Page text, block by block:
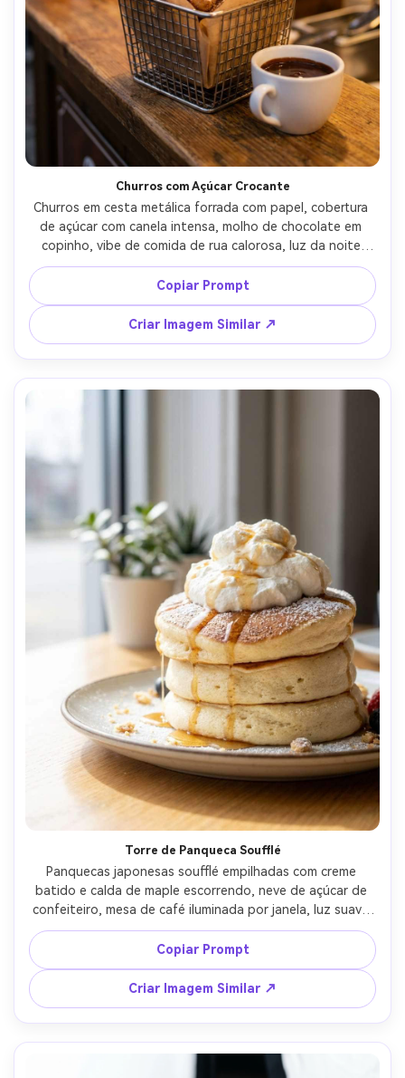
Churros com Açúcar Crocante
Churros em cesta metálica forrada com papel, cobertura
de açúcar com canela intensa, molho de chocolate em
copinho, vibe de comida de rua calorosa, luz da noite
ambiente com luzes de corda bokeh ao fundo,
fotografado com Fujifilm X-T5, 56mm, f/1.4, profundidade
de campo rasa, fotorrealista, aconchegante e
convidativo --ar 4:5
Copiar Prompt
Criar Imagem Similar ↗
Torre de Panqueca Soufflé
Panquecas japonesas soufflé empilhadas com creme
batido e calda de maple escorrendo, neve de açúcar de
confeiteiro, mesa de café iluminada por janela, luz suave
matinal, fotografado com Canon EOS R5, 50mm, f/2.8,
close-up médio, textura leve enfatizada, fotorrealista
com migalhas naturais e destaques --ar 4:5
Copiar Prompt
Criar Imagem Similar ↗